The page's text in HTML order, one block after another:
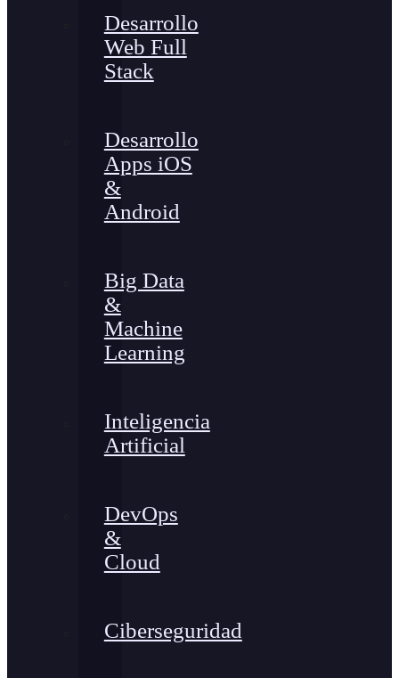
Desarrollo
Web Full
Stack
Desarrollo
Apps iOS
&
Android
Big Data
&
Machine
Learning
Inteligencia
Artificial
DevOps
&
Cloud
Ciberseguridad